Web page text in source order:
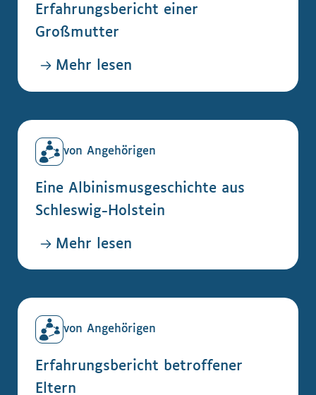
Erfahrungsbericht einer
Großmutter
Mehr lesen
von Angehörigen
Eine Albinismusgeschichte aus
Schleswig-Holstein
Mehr lesen
von Angehörigen
Erfahrungsbericht betroffener
Eltern